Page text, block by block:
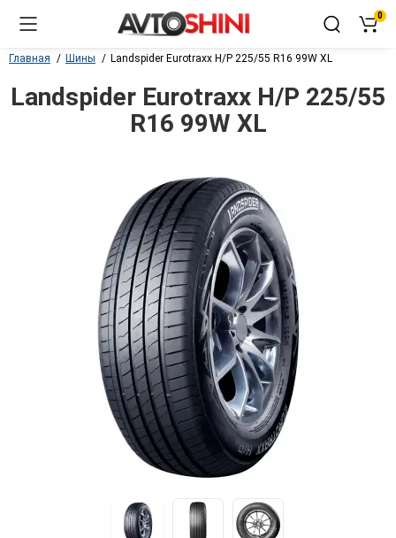
0
Главная Шины Landspider Eurotraxx H/P 225/55 R16 99W XL
Landspider Eurotraxx H/P 225/55
R16 99W XL